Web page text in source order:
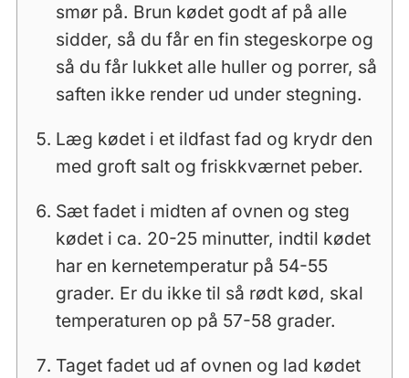
smør på. Brun kødet godt af på alle
sidder, så du får en fin stegeskorpe og
så du får lukket alle huller og porrer, så
saften ikke render ud under stegning.
Læg kødet i et ildfast fad og krydr den
med groft salt og friskkværnet peber.
Sæt fadet i midten af ovnen og steg
kødet i ca. 20-25 minutter, indtil kødet
har en kernetemperatur på 54-55
grader. Er du ikke til så rødt kød, skal
temperaturen op på 57-58 grader.
Taget fadet ud af ovnen og lad kødet